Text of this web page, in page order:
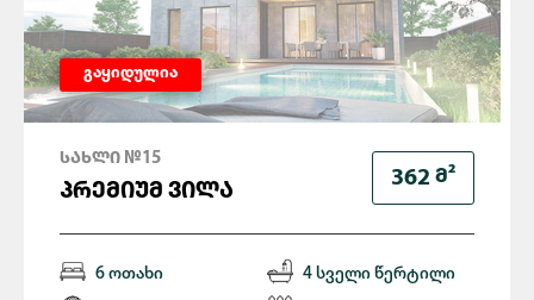
გაყიდულია
362 Მ²
ᲡᲐᲮᲚᲘ №15
ᲞᲠᲔᲛᲘᲣᲛ ᲕᲘᲚᲐ
6 ოთახი 4 სველი წერტილი